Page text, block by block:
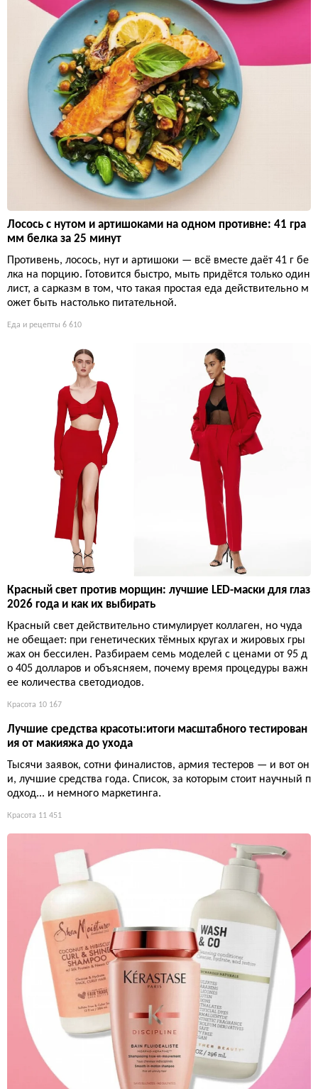
Лосось с нутом и артишоками на одном противне: 41 гра
мм белка за 25 минут
Противень, лосось, нут и артишоки — всё вместе даёт 41 г бе
лка на порцию. Готовится быстро, мыть придётся только один
лист, а сарказм в том, что такая простая еда действительно м
ожет быть настолько питательной.
Еда и рецепты 6 610
Красный свет против морщин: лучшие LED-маски для глаз
2026 года и как их выбирать
Красный свет действительно стимулирует коллаген, но чуда
не обещает: при генетических тёмных кругах и жировых гры
жах он бессилен. Разбираем семь моделей с ценами от 95 д
о 405 долларов и объясняем, почему время процедуры важн
ее количества светодиодов.
Красота 10 167
Лучшие средства красоты:итоги масштабного тестирован
ия от макияжа до ухода
Тысячи заявок, сотни финалистов, армия тестеров — и вот он
и, лучшие средства года. Список, за которым стоит научный п
одход... и немного маркетинга.
Красота 11 451